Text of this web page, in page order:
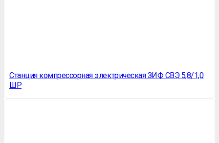
Станция компрессорная электрическая ЗИФ СВЭ 5,8/1,0
ШР